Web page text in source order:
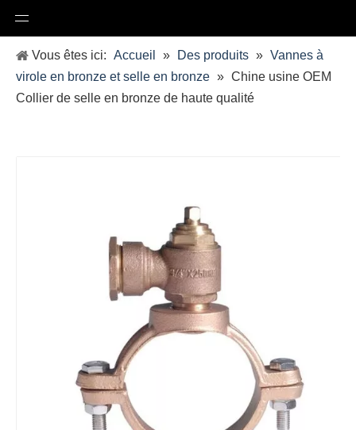
Vous êtes ici: Accueil » Des produits » Vannes à
virole en bronze et selle en bronze » Chine usine OEM
Collier de selle en bronze de haute qualité